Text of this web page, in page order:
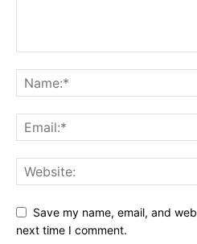
Save my name, email, and
next time I comment.